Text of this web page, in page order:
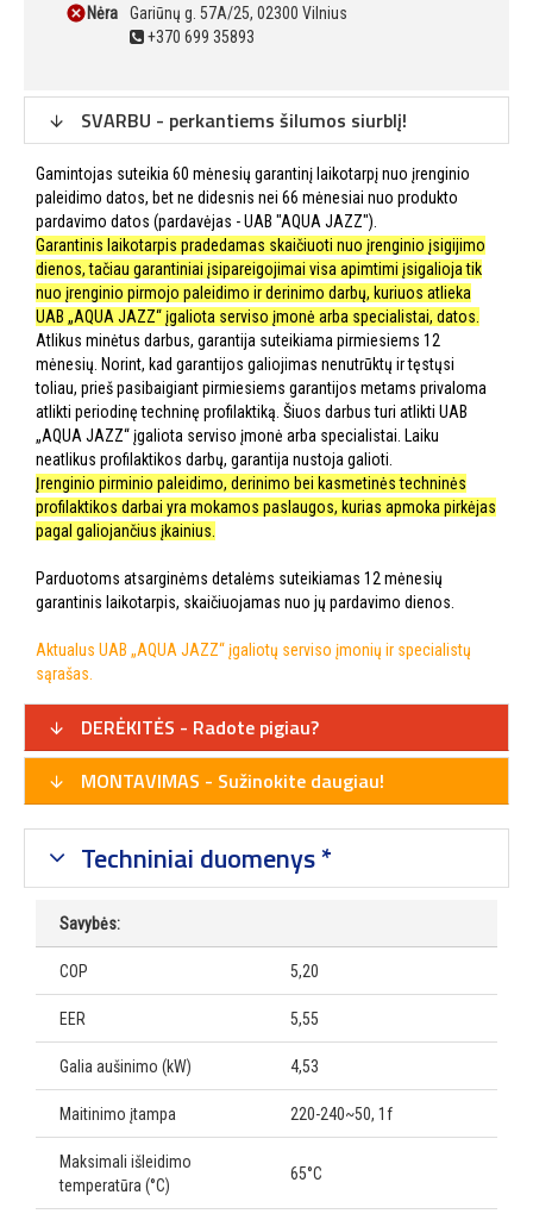
Nėra
Gariūnų g. 57A/25, 02300 Vilnius
+370 699 35893
SVARBU - perkantiems šilumos siurblį!
Gamintojas suteikia 60 mėnesių garantinį laikotarpį nuo įrenginio
paleidimo datos, bet ne didesnis nei 66 mėnesiai nuo produkto
pardavimo datos (pardavėjas - UAB "AQUA JAZZ").
Garantinis laikotarpis pradedamas skaičiuoti nuo įrenginio įsigijimo
dienos, tačiau garantiniai įsipareigojimai visa apimtimi įsigalioja tik
nuo įrenginio pirmojo paleidimo ir derinimo darbų, kuriuos atlieka
UAB „AQUA JAZZ“ įgaliota serviso įmonė arba specialistai, datos.
Atlikus minėtus darbus, garantija suteikiama pirmiesiems 12
mėnesių. Norint, kad garantijos galiojimas nenutrūktų ir tęstųsi
toliau, prieš pasibaigiant pirmiesiems garantijos metams privaloma
atlikti periodinę techninę profilaktiką. Šiuos darbus turi atlikti UAB
„AQUA JAZZ“ įgaliota serviso įmonė arba specialistai. Laiku
neatlikus profilaktikos darbų, garantija nustoja galioti.
Įrenginio pirminio paleidimo, derinimo bei kasmetinės techninės
profilaktikos darbai yra mokamos paslaugos, kurias apmoka pirkėjas
pagal galiojančius įkainius.
Parduotoms atsarginėms detalėms suteikiamas 12 mėnesių
garantinis laikotarpis, skaičiuojamas nuo jų pardavimo dienos.
Aktualus UAB „AQUA JAZZ“ įgaliotų serviso įmonių ir specialistų
sąrašas.
DERĖKITĖS - Radote pigiau?
MONTAVIMAS - Sužinokite daugiau!
Techniniai duomenys *
Savybės:
COP 5,20
EER 5,55
Galia aušinimo (kW) 4,53
Maitinimo įtampa 220-240~50, 1f
Maksimali išleidimo
temperatūra (°C)
65°C